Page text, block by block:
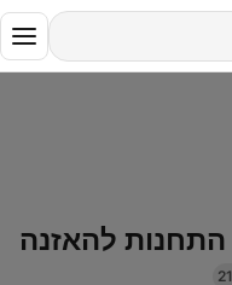
התחנות להאזנה